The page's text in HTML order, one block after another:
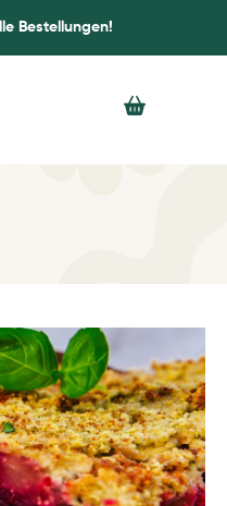
Bestellungen!